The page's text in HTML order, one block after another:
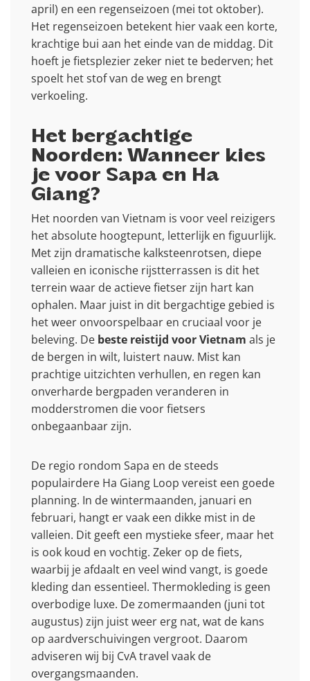
april) en een regenseizoen (mei tot oktober).
Het regenseizoen betekent hier vaak een korte,
krachtige bui aan het einde van de middag. Dit
hoeft je fietsplezier zeker niet te bederven; het
spoelt het stof van de weg en brengt
verkoeling.
Het bergachtige
Noorden: Wanneer kies
je voor Sapa en Ha
Giang?
Het noorden van Vietnam is voor veel reizigers
het absolute hoogtepunt, letterlijk en figuurlijk.
Met zijn dramatische kalksteenrotsen, diepe
valleien en iconische rijstterrassen is dit het
terrein waar de actieve fietser zijn hart kan
ophalen. Maar juist in dit bergachtige gebied is
het weer onvoorspelbaar en cruciaal voor je
beleving. De beste reistijd voor Vietnam als je
de bergen in wilt, luistert nauw. Mist kan
prachtige uitzichten verhullen, en regen kan
onverharde bergpaden veranderen in
modderstromen die voor fietsers
onbegaanbaar zijn.
De regio rondom Sapa en de steeds
populairdere Ha Giang Loop vereist een goede
planning. In de wintermaanden, januari en
februari, hangt er vaak een dikke mist in de
valleien. Dit geeft een mystieke sfeer, maar het
is ook koud en vochtig. Zeker op de fiets,
waarbij je afdaalt en veel wind vangt, is goede
kleding dan essentieel. Thermokleding is geen
overbodige luxe. De zomermaanden (juni tot
augustus) zijn juist weer erg nat, wat de kans
op aardverschuivingen vergroot. Daarom
adviseren wij bij CvA travel vaak de
overgangsmaanden.